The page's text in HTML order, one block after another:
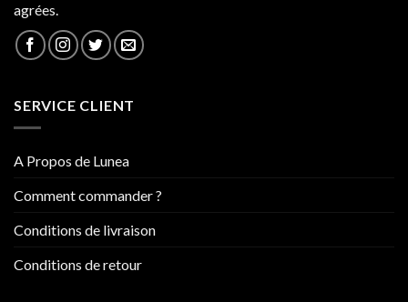
agrées.
SERVICE CLIENT
A Propos de Lunea
Comment commander ?
Conditions de livraison
Conditions de retour